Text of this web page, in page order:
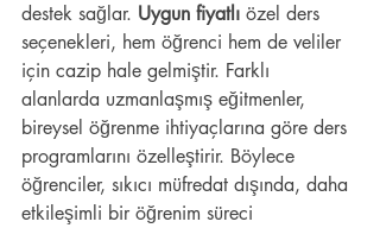
destek sağlar. Uygun fiyatlı özel ders
seçenekleri, hem öğrenci hem de veliler
için cazip hale gelmiştir. Farklı
alanlarda uzmanlaşmış eğitmenler,
bireysel öğrenme ihtiyaçlarına göre ders
programlarını özelleştirir. Böylece
öğrenciler, sıkıcı müfredat dışında, daha
etkileşimli bir öğrenim süreci